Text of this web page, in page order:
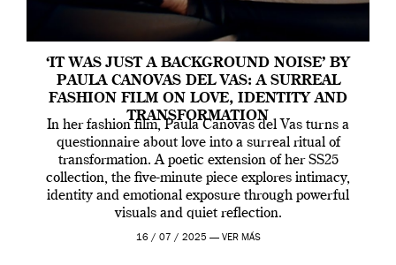
‘IT WAS JUST A BACKGROUND NOISE’ BY
PAULA CANOVAS DEL VAS: A SURREAL
FASHION FILM ON LOVE, IDENTITY AND
TRANSFORMATION
In her fashion film, Paula Canovas del Vas turns a
questionnaire about love into a surreal ritual of
transformation. A poetic extension of her SS25
collection, the five-minute piece explores intimacy,
identity and emotional exposure through powerful
visuals and quiet reflection.
16 / 07 / 2025 — VER MÁS